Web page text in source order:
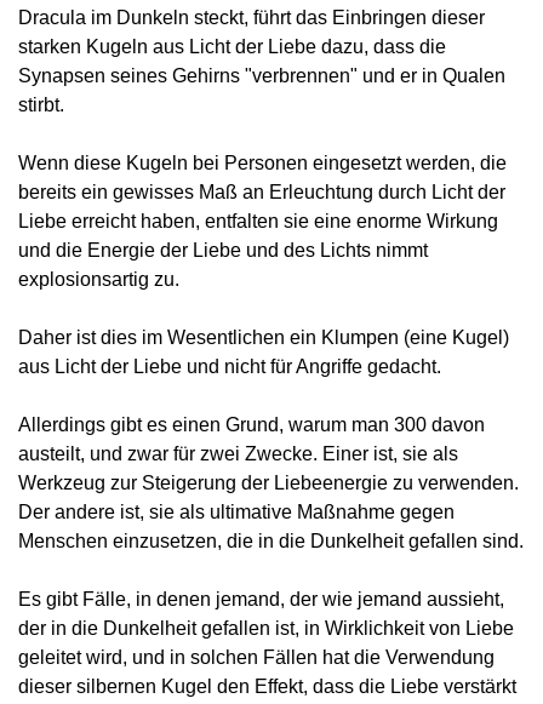
Dracula im Dunkeln steckt, führt das Einbringen dieser
starken Kugeln aus Licht der Liebe dazu, dass die
Synapsen seines Gehirns "verbrennen" und er in Qualen
stirbt.
Wenn diese Kugeln bei Personen eingesetzt werden, die
bereits ein gewisses Maß an Erleuchtung durch Licht der
Liebe erreicht haben, entfalten sie eine enorme Wirkung
und die Energie der Liebe und des Lichts nimmt
explosionsartig zu.
Daher ist dies im Wesentlichen ein Klumpen (eine Kugel)
aus Licht der Liebe und nicht für Angriffe gedacht.
Allerdings gibt es einen Grund, warum man 300 davon
austeilt, und zwar für zwei Zwecke. Einer ist, sie als
Werkzeug zur Steigerung der Liebeenergie zu verwenden.
Der andere ist, sie als ultimative Maßnahme gegen
Menschen einzusetzen, die in die Dunkelheit gefallen sind.
Es gibt Fälle, in denen jemand, der wie jemand aussieht,
der in die Dunkelheit gefallen ist, in Wirklichkeit von Liebe
geleitet wird, und in solchen Fällen hat die Verwendung
dieser silbernen Kugel den Effekt, dass die Liebe verstärkt